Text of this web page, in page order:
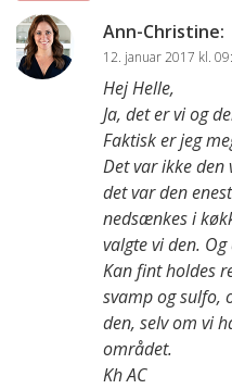
Ann-Christine:
12. januar 2017 kl.
Hej Helle,
Ja, det er vi og
Faktisk er jeg
Det var ikke den
det var den
nedsænkes i
valgte vi den.
Kan fint holdes
svamp og sulfo,
den, selv om vi
området.
Kh AC